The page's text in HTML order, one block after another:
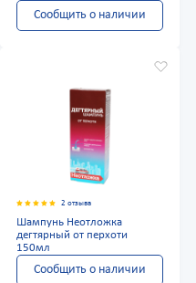
Сообщить о наличии
2 отзыва
Шампунь Неотложка
дегтярный от перхоти
150мл
Сообщить о наличии